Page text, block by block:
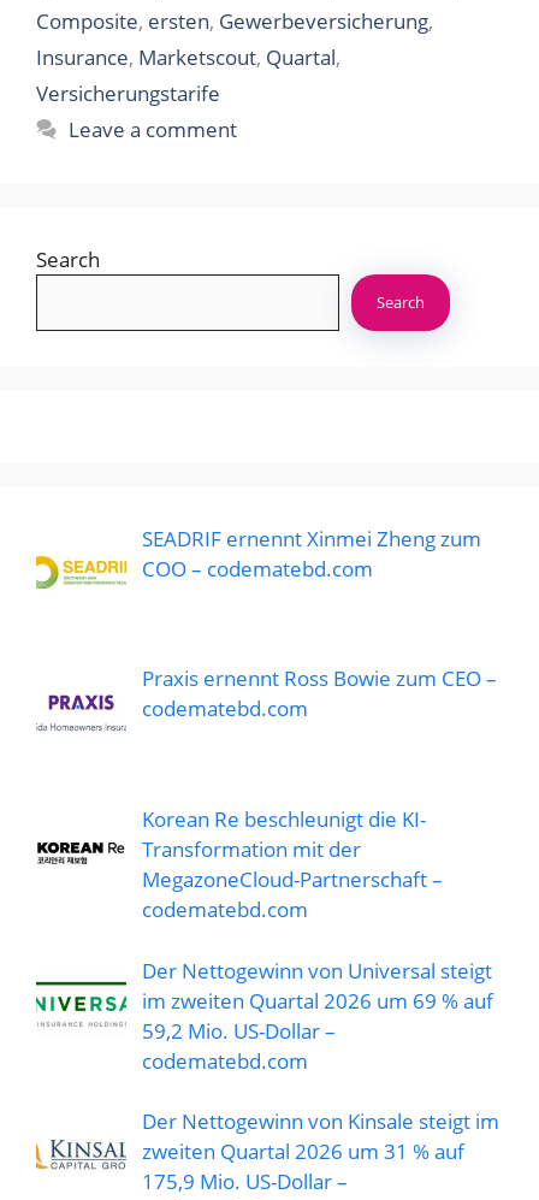
Composite, ersten, Gewerbeversicherung,
Insurance, Marketscout, Quartal,
Versicherungstarife
Leave a comment
Search
Search
SEADRIF ernennt Xinmei Zheng zum
COO – codematebd.com
Praxis ernennt Ross Bowie zum CEO –
codematebd.com
Korean Re beschleunigt die KI-
Transformation mit der
MegazoneCloud-Partnerschaft –
codematebd.com
Der Nettogewinn von Universal steigt
im zweiten Quartal 2026 um 69 % auf
59,2 Mio. US-Dollar –
codematebd.com
Der Nettogewinn von Kinsale steigt im
zweiten Quartal 2026 um 31 % auf
175,9 Mio. US-Dollar –